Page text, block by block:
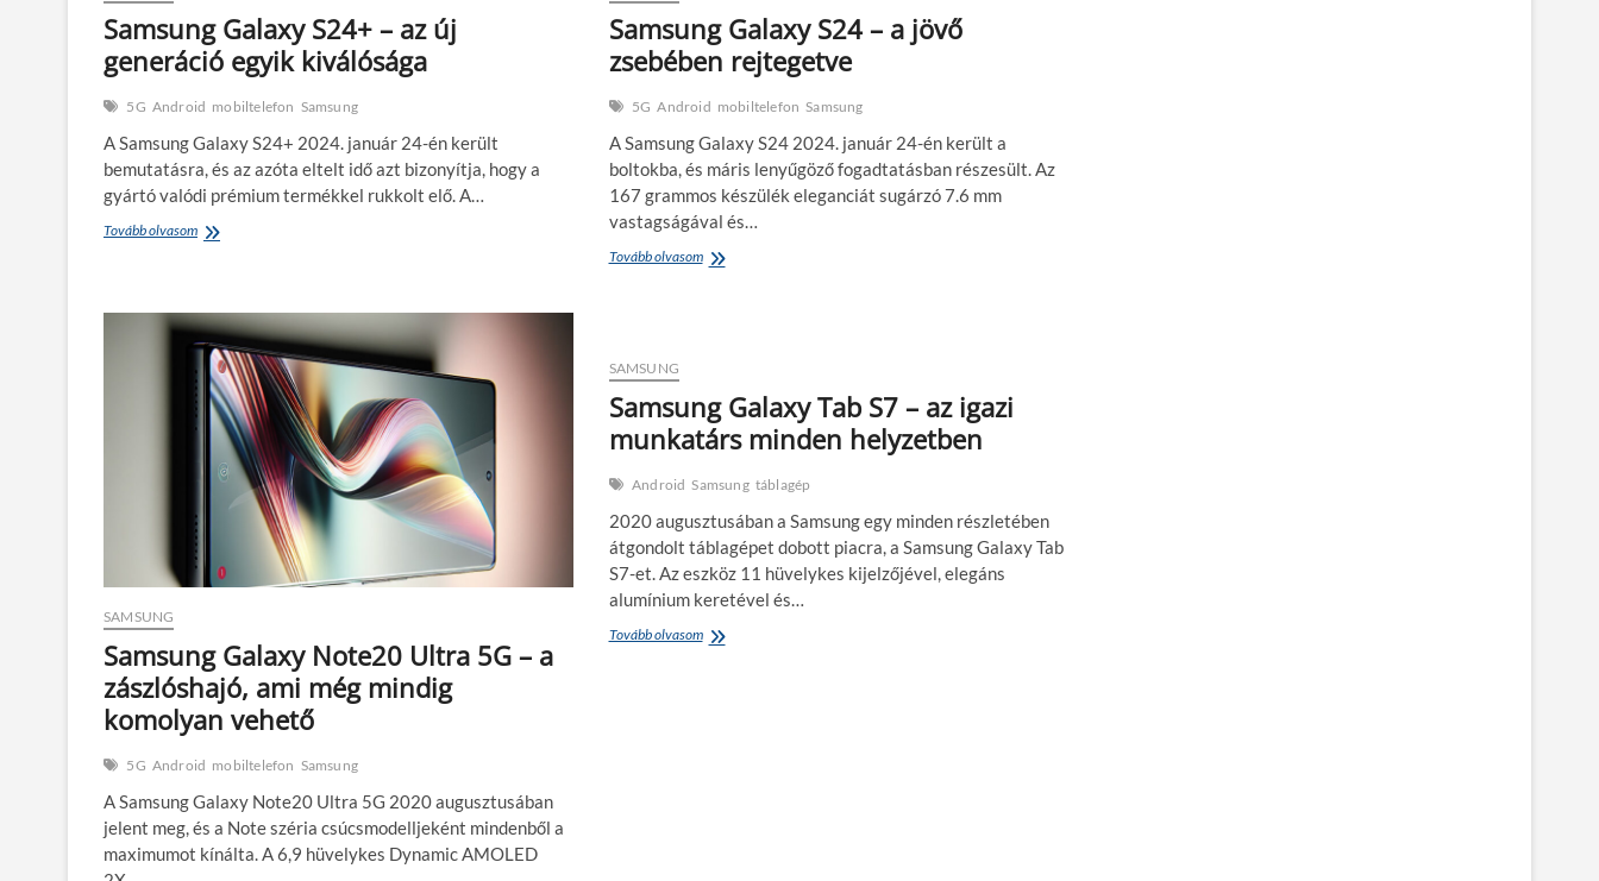
Samsung Galaxy S24+ – az új
generáció egyik kiválósága
5G Android mobiltelefon Samsung
A Samsung Galaxy S24+ 2024. január 24-én került
bemutatásra, és az azóta eltelt idő azt bizonyítja, hogy a
gyártó valódi prémium termékkel rukkolt elő. A…
Tovább olvasomSamsung
az
új
generáció
egyik
kiválósága
Samsung Galaxy S24 – a jövő
zsebében rejtegetve
5G Android mobiltelefon Samsung
A Samsung Galaxy S24 2024. január 24-én került a
boltokba, és máris lenyűgöző fogadtatásban részesült. Az
167 grammos készülék eleganciát sugárzó 7.6 mm
vastagságával és…
Tovább olvasomSamsung
rejtegetve
SAMSUNG
Samsung Galaxy Note20 Ultra 5G – a
zászlóshajó, ami még mindig
komolyan vehető
5G Android mobiltelefon Samsung
A Samsung Galaxy Note20 Ultra 5G 2020 augusztusában
jelent meg, és a Note széria csúcsmodelljeként mindenből a
maximumot kínálta. A 6,9 hüvelykes Dynamic AMOLED
SAMSUNG
Samsung Galaxy Tab S7 – az igazi
munkatárs minden helyzetben
Android Samsung táblagép
2020 augusztusában a Samsung egy minden részletében
átgondolt táblagépet dobott piacra, a Samsung Galaxy Tab
S7-et. Az eszköz 11 hüvelykes kijelzőjével, elegáns
alumínium keretével és…
Tovább olvasomSamsung